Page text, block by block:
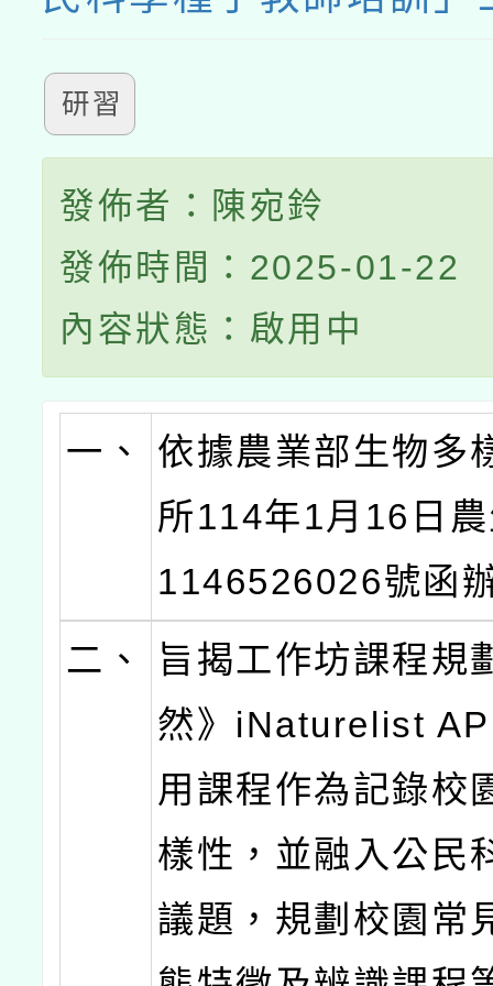
研習
發佈者：陳宛鈴
發佈時間：2025-01-22
內容狀態：啟用中
一、
依據農業部生物多
所114年1月16日
1146526026號函
二、
旨揭工作坊課程規
然》iNaturelist
用課程作為記錄校
樣性，並融入公民
議題，規劃校園常